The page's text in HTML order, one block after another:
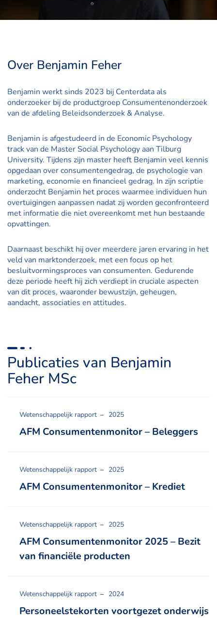
Over Benjamin Feher
Benjamin werkt sinds 2023 bij Centerdata als
onderzoeker bij de productgroep Consumentenonderzoek
van de afdeling Beleidsonderzoek & Analyse.
Benjamin is afgestudeerd in de Economic Psychology
track van de Master Social Psychology aan Tilburg
University. Tijdens zijn master heeft Benjamin veel kennis
opgedaan over consumentengedrag, de psychologie van
marketing, economie en financieel gedrag. In zijn scriptie
onderzocht Benjamin het proces waarmee individuen hun
overtuigingen aanpassen nadat zij worden geconfronteerd
met informatie die niet overeenkomt met hun bestaande
opvattingen.
Daarnaast beschikt hij over meerdere jaren ervaring in het
veld van marktonderzoek, met een focus op het
besluitvormingsproces van consumenten. Gedurende
deze periode heeft hij zich verdiept in cruciale aspecten
van dit proces, waaronder bewustzijn, geheugen,
aandacht, associaties en attitudes.
Publicaties van Benjamin
Feher MSc
Wetenschappelijk rapport 2025
AFM Consumentenmonitor – Beleggers
Wetenschappelijk rapport 2025
AFM Consumentenmonitor – Krediet
Wetenschappelijk rapport 2025
AFM Consumentenmonitor 2025 – Bezit
van financiële producten
Wetenschappelijk rapport 2024
Personeelstekorten voortgezet onderwijs